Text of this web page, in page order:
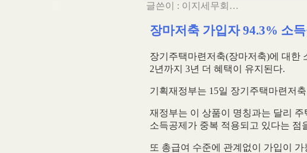
글쓴이 : 이지세무회…
장마저축 가입자 94.3% 소
장기주택마련저축(장마저축)에 대한
2년까지 3년 더 혜택이 유지된다.
기획재정부는 15일 장기주택마련저
재정부는 이 상품이 명칭과는 달리
소득공제가 중복 적용되고 있다는 점
또 총급여 수준에 관계없이 가입이